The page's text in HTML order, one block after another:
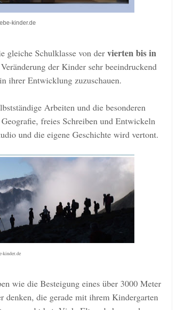
kinder.de
gleiche Schulklassevon der vierten bis in
der Kinder sehr beeindruckend
ihrer Entwicklung zuzuschauen.
Arbeiten und die besonderen
freies Schreiben und Entwickeln
und die eigene Geschichte wird vertont.
kinder.de
wie die Besteigung eines über 3000 Meter
denken, die gerade mit ihrem Kindergarten